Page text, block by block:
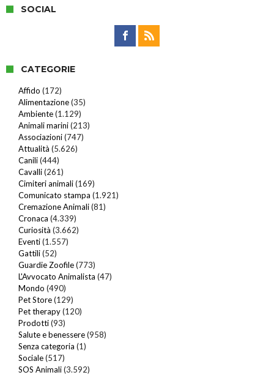
SOCIAL
CATEGORIE
Affido (172)
Alimentazione(35)
Ambiente(1.129)
Animali marini(213)
Associazioni(747)
Attualità (5.626)
Canili(444)
Cavalli(261)
Cimiteri animali(169)
Comunicato stampa (1.921)
Cremazione Animali(81)
Cronaca (4.339)
Curiosità (3.662)
Eventi(1.557)
Gattili(52)
Guardie Zoofile(773)
L'Avvocato Animalista (47)
Mondo (490)
Pet Store(129)
Pet therapy(120)
Prodotti(93)
Salute e benessere(958)
Senza categoria (1)
Sociale(517)
SOS Animali(3.592)